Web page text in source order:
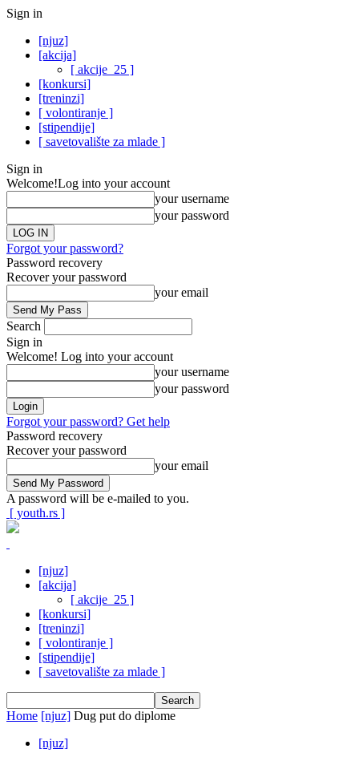
Sign in
[njuz]
[akcija]
[ akcije_25 ]
[konkursi]
[treninzi]
[ volontiranje ]
[stipendije]
[ savetovalište za mlade ]
Sign in
Welcome!Log into your account
your username
your password
Forgot your password?
Password recovery
Recover your password
your email
Search
Sign in
Welcome! Log into your account
your username
your password
Forgot your password? Get help
Password recovery
Recover your password
your email
A password will be e-mailed to you.
[ youth.rs ]
[njuz]
[akcija]
[ akcije_25 ]
[konkursi]
[treninzi]
[ volontiranje ]
[stipendije]
[ savetovalište za mlade ]
Home [njuz] Dug put do diplome
[njuz]